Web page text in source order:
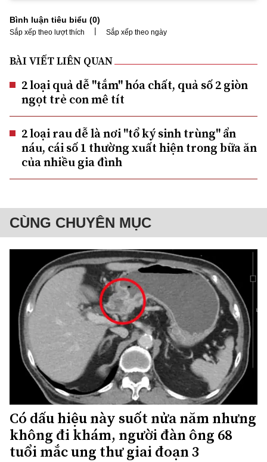
Bình luận tiêu biểu (0)
Sắp xếp theo lượt thích | Sắp xếp theo ngày
BÀI VIẾT LIÊN QUAN
2 loại quả dễ "tắm'' hóa chất, quả số 2 giòn
ngọt trẻ con mê tít
2 loại rau dễ là nơi "tổ ký sinh trùng" ẩn
náu, cái số 1 thường xuất hiện trong bữa ăn
của nhiều gia đình
CÙNG CHUYÊN MỤC
Có dấu hiệu này suốt nửa năm nhưng
không đi khám, người đàn ông 68
tuổi mắc ung thư giai đoạn 3